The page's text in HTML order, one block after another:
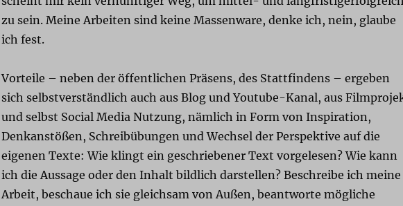
zu sein. Meine Arbeiten sind keine Massenware, denke ich, nein, glaube
ich fest.
Vorteile – neben der öffentlichen Präsens, des Stattfindens – ergeben
sich selbstverständlich auch aus Blog und Youtube-Kanal, aus
und selbst Social Media Nutzung, nämlich in Form von Inspiration,
Denkanstößen, Schreibübungen und Wechsel der Perspektive auf die
eigenen Texte: Wie klingt ein geschriebener Text vorgelesen? Wie kann
ich die Aussage oder den Inhalt bildlich darstellen? Beschreibe ich meine
Arbeit, beschaue ich sie gleichsam von Außen, beantworte mögliche